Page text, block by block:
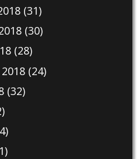
(31)
(30)
(28)
(24)
(32)